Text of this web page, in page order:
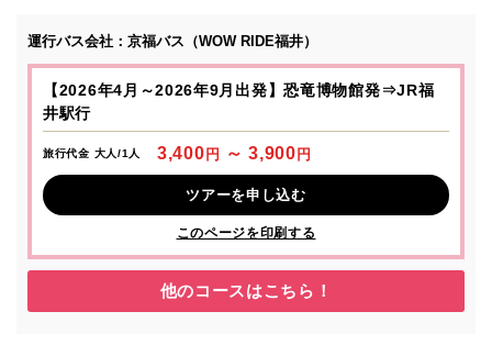
運行バス会社： 京福バス（WOW RIDE福井）
【2026年4月～2026年9月出発】恐竜博物館発⇒JR福
井駅行
旅行代金 大人/1人 3,400 円 ～ 3,900 円
ツアーを申し込む
このページを印刷する
他のコースはこちら！